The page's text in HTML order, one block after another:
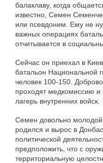
балаклаву, когда
известно, Семен
или псевдоним. Ему не
важных операциях
отчитывается в
Сейчас он приехал в
батальон Национальной
человек 100-150.
проходят медкомиссию и
лагерь внутренних войск.
Семен довольно
родился и вырос в
политической
предположить, что с
территориальную